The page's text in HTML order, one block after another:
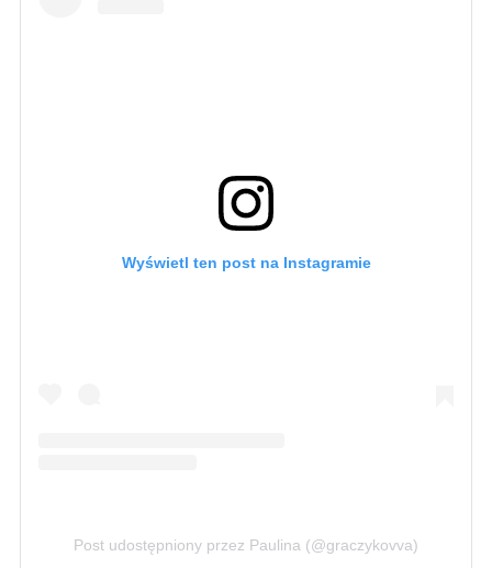
Wyświetl ten post na Instagramie
Post udostępniony przez Paulina (@graczykovva)